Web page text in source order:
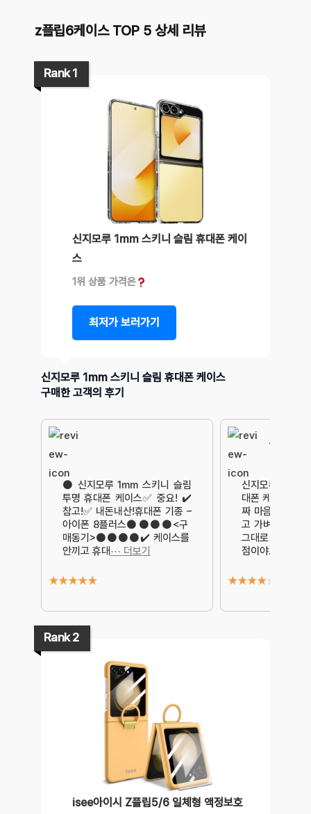
z플립6케이스 TOP 5 상세 리뷰
Rank 1
신지모루 1mm 스키니 슬림 휴대폰 케이
스
1위 상품 가격은
최저가 보러가기
신지모루 1mm 스키니 슬림 휴대폰 케이스
구매한 고객의 후기
⚫ 신지모루 1mm 스키니 슬림
투명 휴대폰 케이스✅ 중요! ✔️
참고!✅ 내돈내산!휴대폰 기종 –
아이폰 8플러스⚫️⚫️⚫️⚫️<구
매동기>⚫️⚫️⚫️⚫️✔️ 케이스를
안끼고 휴대⋯ 더보기
★★★★★
폰을 보호
신지모루 1mm
대폰 케이스를
짜 마음에 들어.
고 가벼워서 휴
그대로 유지할
점이야. 특히, 얇
★★★★★
Rank 2
isee아이시 Z플립5/6 일체형 액정보호